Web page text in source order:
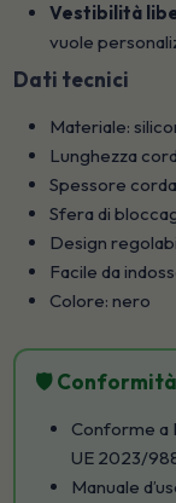
Vestibilità
vuole
Dati tecnici
Materiale:
Lunghezza
Spessore
Sfera di
Design
Facile da
Colore: nero
🛡️ Conformità
Conforme a
UE 2023/
Manuale